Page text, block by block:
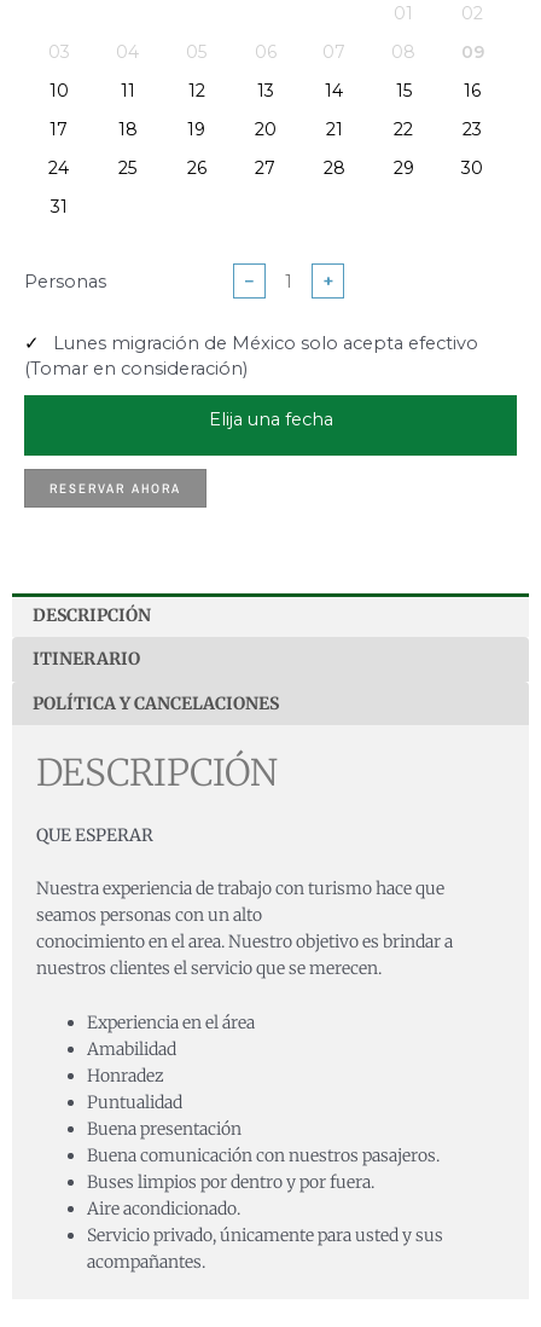
01
02
03
04 05 06 07 08
09
10
11 12 13 14 15
16
17
18 19 20 21 22
23
24
25 26 27 28 29
30
31
Personas − +
Lunes migración de México solo acepta efectivo
(Tomar en consideración)
Elija una fecha
RESERVAR AHORA
DESCRIPCIÓN
ITINERARIO
POLÍTICA Y CANCELACIONES
DESCRIPCIÓN
QUE ESPERAR
Nuestra experiencia de trabajo con turismo hace que
seamos personas con un alto
conocimiento en el area. Nuestro objetivo es brindar a
nuestros clientes el servicio que se merecen.
Experiencia en el área
Amabilidad
Honradez
Puntualidad
Buena presentación
Buena comunicación con nuestros pasajeros.
Buses limpios por dentro y por fuera.
Aire acondicionado.
Servicio privado, únicamente para usted y sus
acompañantes.